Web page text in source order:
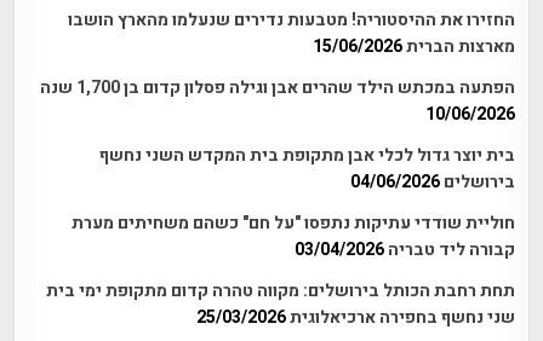
החזירו את ההיסטוריה! מטבעות נדירים שנעלמו מהארץ הושבו
מארצות הברית15/06/2026
הפתעה במכתש הילד שהרים אבן וגילה פסלון קדום בן 1,700 שנה
10/06/2026
בית יוצר גדול לכלי אבן מתקופת בית המקדש השני נחשף
בירושלים 04/06/2026
חוליית שודדי עתיקות נתפסו "על חם" כשהם משחיתים מערת
קבורה ליד טבריה 03/04/2026
תחת רחבת הכותל בירושלים: מקווה טהרה קדום מתקופת ימי בית
שני נחשף בחפירה ארכיאלוגית25/03/2026